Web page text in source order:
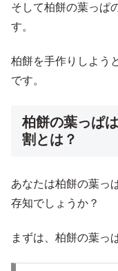
そして柏餅の葉っぱ
す。
柏餅を手作りしよう
です。
柏餅の葉っぱ
割とは？
あなたは柏餅の葉っ
存知でしょうか？
まずは、柏餅の葉っ